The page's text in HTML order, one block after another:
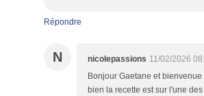
Répondre
N nicolepassions 11/02/2026
Bonjour Gaetane et
bien la recette est sur l'une